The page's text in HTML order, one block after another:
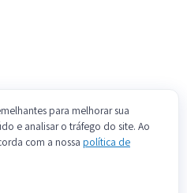
para melhorar sua
e analisar o tráfego do site. Ao
com a nossa política de